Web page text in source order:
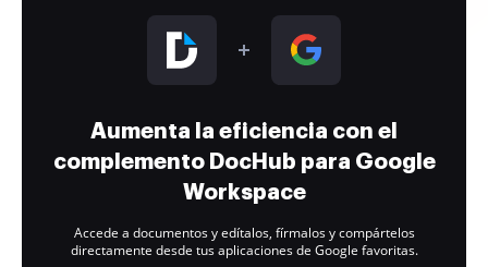
Aumenta la eficiencia con el
complemento DocHub para Google
Workspace
Accede a documentos y edítalos, fírmalos y compártelos
directamente desde tus aplicaciones de Google favoritas.